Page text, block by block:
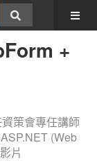
+
策會專任講師
(Web
片